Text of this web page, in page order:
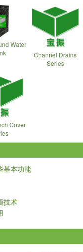
Water
Channel Drains
Series
Cover
基本功能
技术